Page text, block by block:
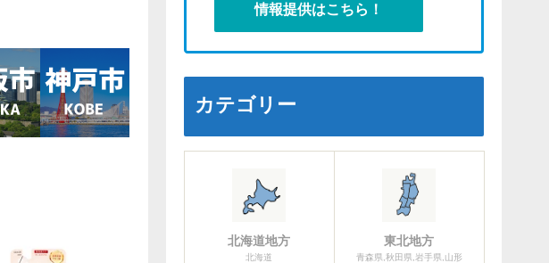
情報提供はこちら！
カテゴリー
北海道地方
北海道
東北地方
青森県,秋田県,岩手県,山形